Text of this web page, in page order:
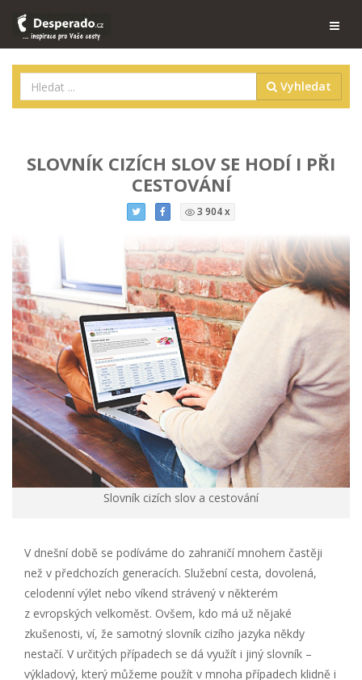
Vyhledat
SLOVNÍK CIZÍCH SLOV SE HODÍ I PŘI
CESTOVÁNÍ
3 904 x
Slovník cizích slov a cestování
V dnešní době se podíváme do zahraničí mnohem častěji
než v předchozích generacích. Služební cesta, dovolená,
celodenní výlet nebo víkend strávený v některém
z evropských velkoměst. Ovšem, kdo má už nějaké
zkušenosti, ví, že samotný slovník cizího jazyka někdy
nestačí. V určitých případech se dá využít i jiný slovník –
výkladový, který můžeme použít v mnoha případech klidně i